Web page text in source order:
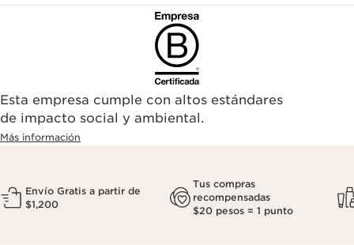
Esta empresa cumple con altos estándares
de impacto social y ambiental.
Más información
Envío Gratis a partir de
$1,200
Tus compras
recompensadas
$20 pesos = 1 punto